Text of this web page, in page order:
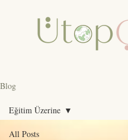
Blog
All Posts
Eğitim Üzerine